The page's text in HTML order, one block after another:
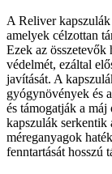
A Reliver kapszulák
amelyek célzottan
Ezek az összetevők
védelmét, ezáltal
javítását. A
gyógynövények és
és támogatják a
kapszulák serkentik
méreganyagok
fenntartását hosszú